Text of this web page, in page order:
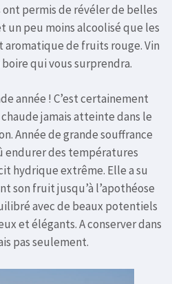
permis de révéler de belles
un peu moins alcoolisé que les
de fruits rouge. Vin
qui vous surprendra.
année ! C’est certainement
jamais atteinte dans le
Année de grande souffrance
endurer des températures
hydrique extrême. Elle a su
son fruit jusqu’à l’apothéose
avec de beaux potentiels
et élégants. A conserver dans
pas seulement.